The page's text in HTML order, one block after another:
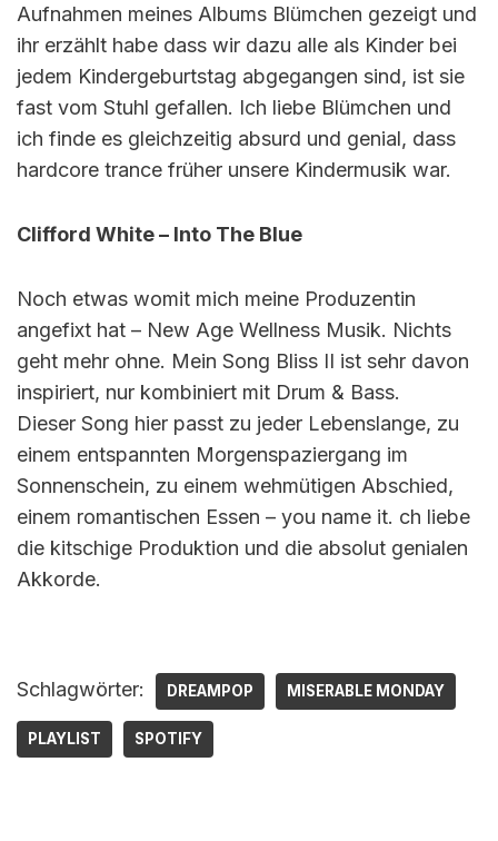
Aufnahmen meines Albums Blümchen gezeigt und
ihr erzählt habe dass wir dazu alle als Kinder bei
jedem Kindergeburtstag abgegangen sind, ist sie
fast vom Stuhl gefallen. Ich liebe Blümchen und
ich finde es gleichzeitig absurd und genial, dass
hardcore trance früher unsere Kindermusik war.
Clifford White – Into The Blue
Noch etwas womit mich meine Produzentin
angefixt hat – New Age Wellness Musik. Nichts
geht mehr ohne. Mein Song Bliss II ist sehr davon
inspiriert, nur kombiniert mit Drum & Bass.
Dieser Song hier passt zu jeder Lebenslange, zu
einem entspannten Morgenspaziergang im
Sonnenschein, zu einem wehmütigen Abschied,
einem romantischen Essen – you name it. ch liebe
die kitschige Produktion und die absolut genialen
Akkorde.
Schlagwörter: DREAMPOP MISERABLE MONDAY
PLAYLIST SPOTIFY